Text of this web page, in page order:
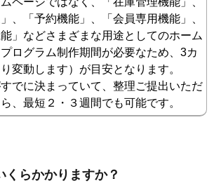
、「予約機能」、「会員専用機能」、
能」などさまざまな用途としてのホーム
ログラム制作期間が必要なため、3カ
変動します）が目安となります。
でに決まっていて、整理ご提出いただ
、最短２・３週間でも可能です。
くらかかりますか？